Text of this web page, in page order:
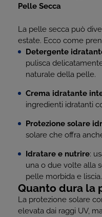
Pelle Secca
La pelle secca può
estate. Ecco come
Detergente
pulisca
naturale della pelle.
Crema idratante
ingredienti idratanti
Protezione solare
solare che offra
Idratare e nutrire:
una o due volte alla
pelle morbida e liscia.
Quanto dura la
La protezione solare
elevata dai raggi UV,